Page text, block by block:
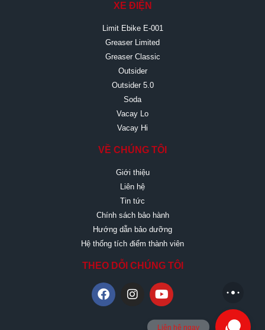
XE ĐIỆN
Limit Ebike E-001
Greaser Limited
Greaser Classic
Outsider
Outsider 5.0
Soda
Vacay Lo
Vacay Hi
VỀ CHÚNG TÔI
Giới thiệu
Liên hệ
Tin tức
Chính sách bảo hành
Hướng dẫn bảo dưỡng
Hệ thống tích điểm thành viên
THEO DỖI CHÚNG TÔI
Liên hệ ngay